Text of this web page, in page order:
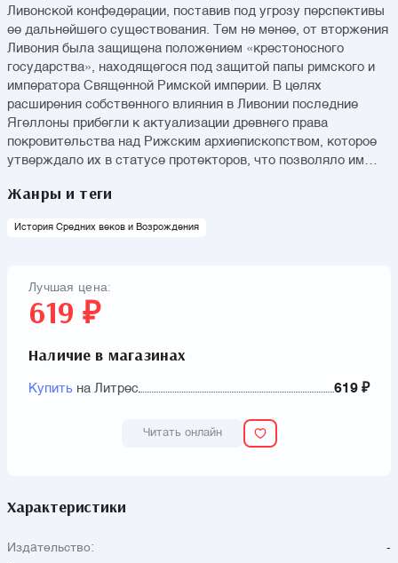
Ливонской конфедерации, поставив под угрозу перспективы
ее дальнейшего существования. Тем не менее, от вторжения
Ливония была защищена положением «крестоносного
государства», находящегося под защитой папы римского и
императора Священной Римской империи. В целях
расширения собственного влияния в Ливонии последние
Ягеллоны прибегли к актуализации древнего права
покровительства над Рижским архиепископством, которое
утверждало их в статусе протекторов, что позволяло им
поддержании видимости сохранения их прерогатив. Данный
существования претерпел ряд значительных изменений под
его возникновения, анализ его изначального содержания и
последующая трансформация в отношения подданства.
Жанры и теги
История Средних веков и Возрождения
Лучшая цена:
619 ₽
Наличие в магазинах
Купить на Литрес 619 ₽
Читать онлайн
Характеристики
Издательство:
-